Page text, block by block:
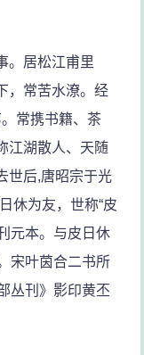
居松江甫里
，常苦水潦。经
常携书籍、茶
江湖散人、天随
世后,唐昭宗于光
休为友，世称“皮
元本。与皮日休
宋叶茵合二书所
丛刊》影印黄丕